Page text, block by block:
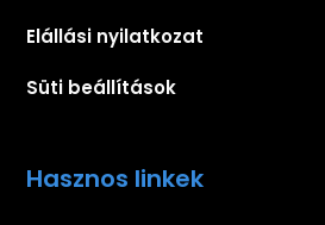
Elállási nyilatkozat
Süti beállítások
Hasznos linkek